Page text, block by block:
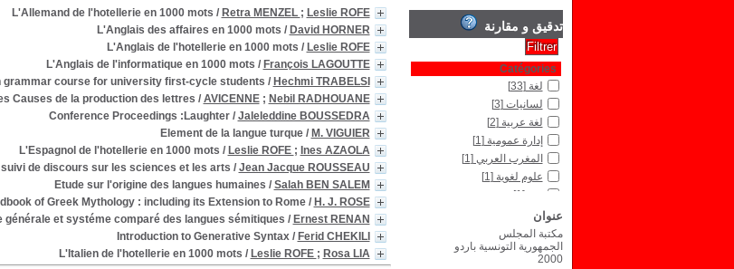
L'Allemand de l'hotellerie en 1000 mots / Retra MENZEL ; Leslie ROFE
L'Anglais des affaires en 1000 mots / David HORNER
L'Anglais de l'hotellerie en 1000 mots / Leslie ROFE
L'Anglais de l'informatique en 1000 mots / François LAGOUTTE
grammar course for university first-cycle students / Hechmi TRABELSI
Causes de la production des lettres / AVICENNE; Nebil RADHOUANE
Conference Proceedings :Laughter/ Jaleleddine BOUSSEDRA
Element de la langue turque/ M. VIGUIER
L'Espagnol de l'hotellerie en 1000 mots / Leslie ROFE ; Ines AZAOLA
de discours sur les sciences et les arts / Jean Jacque ROUSSEAU
Etude sur l'origine des langues humaines / Salah BEN SALEM
of Greek Mythology : including its Extension to Rome/ H. J. ROSE
générale et systéme comparé des langues sémitiques / Ernest RENAN
Introduction to Generative Syntax/ Ferid CHEKILI
L'Italien de l'hotellerie en 1000 mots / Leslie ROFE ; Rosa LIA
تدقيق و مقارنة
Catégories
لغة [33]
لسانيات [3]
لغة عربية [2]
إدارة عمومية [1]
المغرب العربي [1]
علوم لغوية [1]
نحو[1]
Type de document
نص مكتوب
عنوان
مكتبة المجلس
الجمهورية التونسية باردو
2000